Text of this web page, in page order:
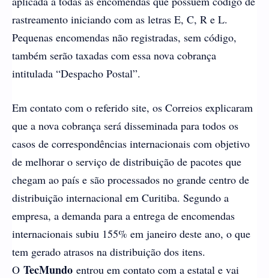
rastreamento iniciando com as letras E, C, R e L.
Pequenas encomendas não registradas, sem código,
também serão taxadas com essa nova cobrança
intitulada “Despacho Postal”.
Em contato com o referido site, os Correios explicaram
que a nova cobrança será disseminada para todos os
casos de correspondências internacionais com objetivo
de melhorar o serviço de distribuição de pacotes que
chegam ao país e são processados no grande centro de
distribuição internacional em Curitiba. Segundo a
empresa, a demanda para a entrega de encomendas
internacionais subiu 155% em janeiro deste ano, o que
tem gerado atrasos na distribuição dos itens.
O TecMundo entrou em contato com a estatal e vai